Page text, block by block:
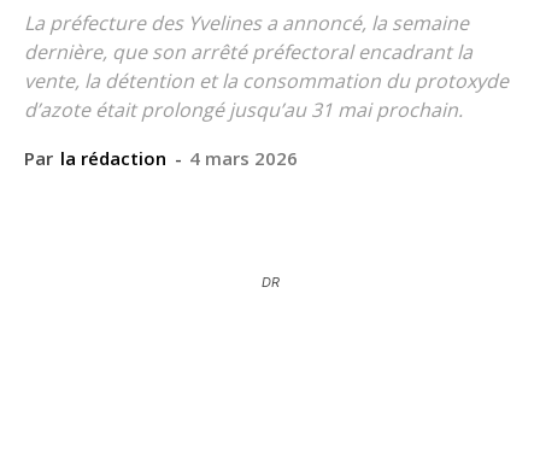
La préfecture des Yvelines a annoncé, la semaine
dernière, que son arrêté préfectoral encadrant la
vente, la détention et la consommation du protoxyde
d’azote était prolongé jusqu’au 31 mai prochain.
Par la rédaction - 4 mars 2026
DR